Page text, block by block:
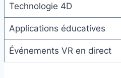
Technologie 4D
Applications éducatives
Événements VR en direct